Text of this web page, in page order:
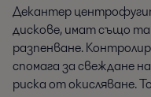
Декантер
дискове, имат също
разпенване.
спомага за свеждане
риска от окисляване.